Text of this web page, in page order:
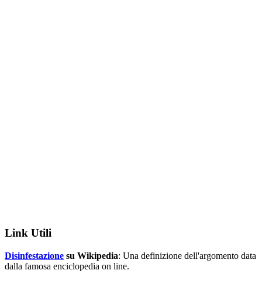
Link Utili
Disinfestazione su Wikipedia: Una definizione dell'argomento data
dalla famosa enciclopedia on line.